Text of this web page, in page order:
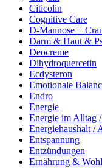
Citicolin
Cognitive Care
D-Mannose +
Darm & Haut &
Deocreme
Dihydroquercetin
Ecdysteron
Emotionale
Endro
Energie
Energie im Alltag
Energiehaushalt /
Entspannung
Entzündungen
Ernährung &